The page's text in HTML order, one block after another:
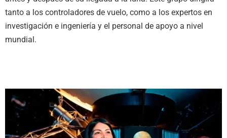
tanto a los controladores de vuelo, como a los expertos en
investigación e ingeniería y el personal de apoyo a nivel
mundial.